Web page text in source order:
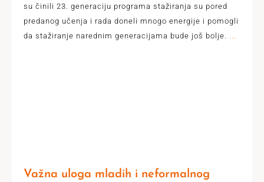
su činili 23. generaciju programa stažiranja su pored
predanog učenja i rada doneli mnogo energije i pomogli
da stažiranje narednim generacijama bude još bolje. ...
Važna uloga mladih i neformalnog